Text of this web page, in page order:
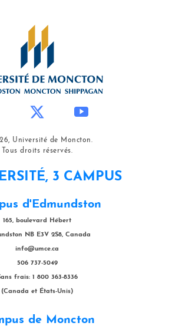
Université de Moncton.
Tous droits réservés.
3 CAMPUS
d'Edmundston
165, boulevard Hébert
NB E3V 2S8, Canada
info@umce.ca
506 737-5049
frais: 1 800 363-8336
(Canada et États-Unis)
de Moncton